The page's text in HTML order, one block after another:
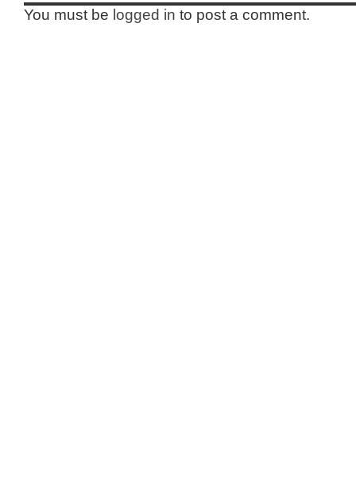
You must be logged in to post a comment.